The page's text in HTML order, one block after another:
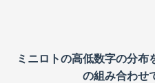
ミニロトの高低数字の分布
の組み合わせ